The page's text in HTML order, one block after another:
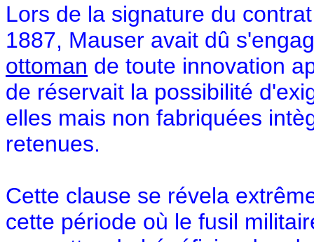
Lors de la signature du
1887, Mauser avait dû
ottoman de toute innovation
de réservait la possibilité
elles mais non fabriquées
retenues.
Cette clause se révela
cette période où le fusil